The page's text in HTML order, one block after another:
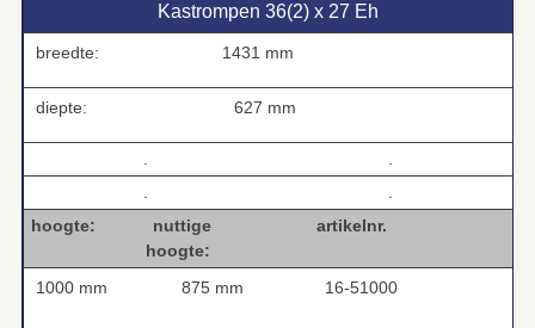
Kastrompen 36(2) x 27 Eh
breedte: 1431 mm
diepte: 627 mm
.
.
.
.
hoogte: nuttige artikelnr.
hoogte:
1000 mm
875 mm 16-51000